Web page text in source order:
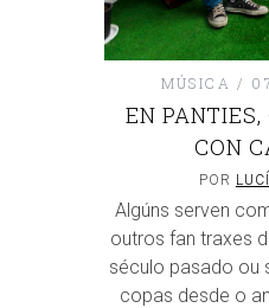
MÚSICA
EN PANTIES,
CON
POR
Algúns serven
outros fan traxes
século pasado ou
copas desde o